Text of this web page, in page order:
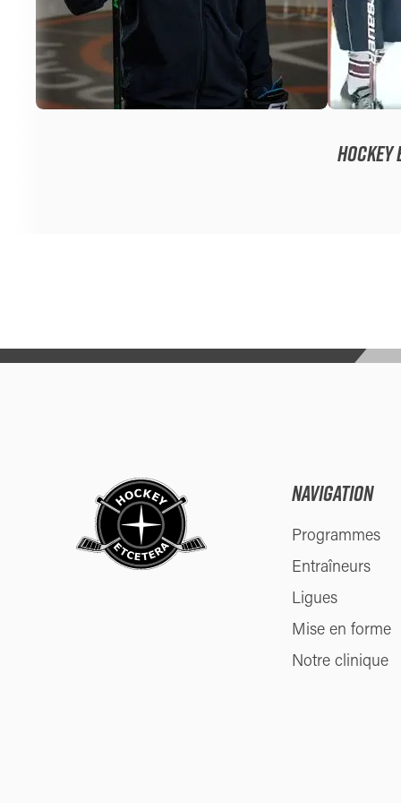
HOCKEY
NAVIGATION
Programmes
Entraîneurs
Ligues
Mise en forme
Notre clinique